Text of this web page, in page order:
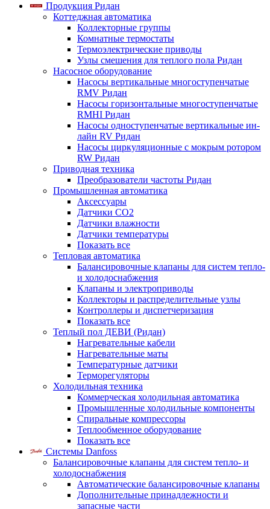
Продукция Ридан
Коттеджная автоматика
Коллекторные группы
Комнатные термостаты
Термоэлектрические приводы
Узлы смешения для теплого пола Ридан
Насосное оборудование
Насосы вертикальные многоступенчатые
RMV Ридан
Насосы горизонтальные многоступенчатые
RMHI Ридан
Насосы одноступенчатые вертикальные ин-
лайн RV Ридан
Насосы циркуляционные с мокрым ротором
RW Ридан
Приводная техника
Преобразователи частоты Ридан
Промышленная автоматика
Аксессуары
Датчики CO2
Датчики влажности
Датчики температуры
Показать все
Тепловая автоматика
Балансировочные клапаны для систем тепло-
и холодоснабжения
Клапаны и электроприводы
Коллекторы и распределительные узлы
Контроллеры и диспетчеризация
Показать все
Теплый пол ДЕВИ (Ридан)
Нагревательные кабели
Нагревательные маты
Температурные датчики
Терморегуляторы
Холодильная техника
Коммерческая холодильная автоматика
Промышленные холодильные компоненты
Спиральные компрессоры
Теплообменное оборудование
Показать все
Системы Danfoss
Балансировочные клапаны для систем тепло- и
холодоснабжения
Автоматические балансировочные клапаны
Дополнительные принадлежности и
запасные части